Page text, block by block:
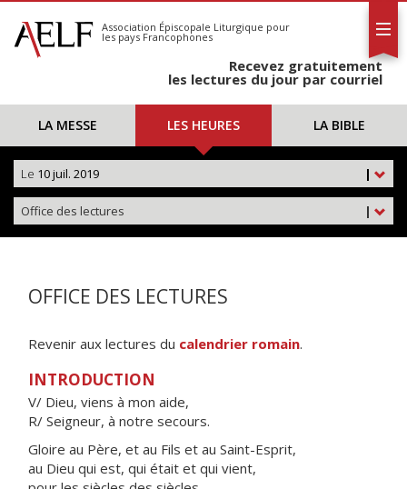
S'abonner
Calendrier
Association Épiscopale Liturgique pour
les pays Francophones
Recevez gratuitement
les lectures du jour par courriel
LA MESSE LES HEURES LA BIBLE
|
Le 10 juil. 2019
|
Office des lectures
OFFICE DES LECTURES
Revenir aux lectures du calendrier romain.
INTRODUCTION
V/ Dieu, viens à mon aide,
R/ Seigneur, à notre secours.
Gloire au Père, et au Fils et au Saint-Esprit,
au Dieu qui est, qui était et qui vient,